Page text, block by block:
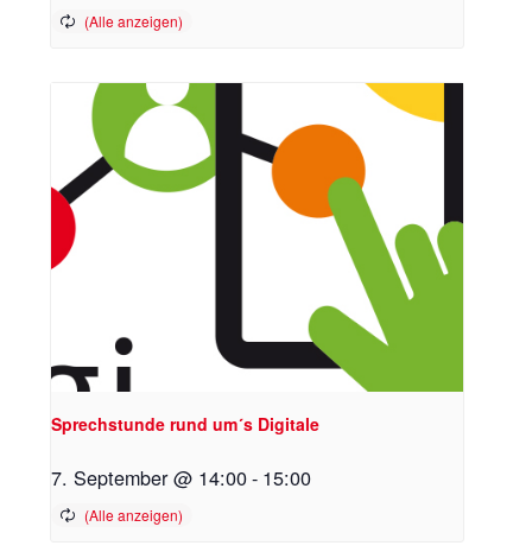
Sprechstunde rund um´s Digitale
7. September @ 14:00- 15:00